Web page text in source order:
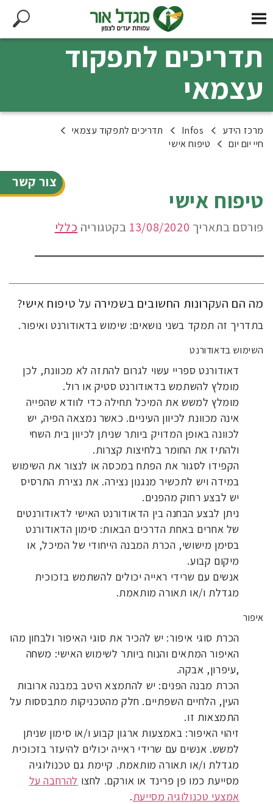
צור קשר
תדריכים לתפקוד
עצמאי
מרכז הידע Infos
תדריכים לתפקוד עצמאי
חיי יום יום
טיפוח אישי
טיפוח אישי
פורסם בתאריך 13/08/2020 בקטגוריה כללי
מה הם העקרונות החשובים בשמירה על טיפוח אישי?
בתדריך זה תמקד בשני נושאים: שימוש בדאודורנט ואיפור.
השימוש בדאודורנט
דאודורנט ספריי עשוי לגרום להתזה לא מכוונת, לכן
מומלץ להשתמש בדאודורנט סטיק או רול.
מומלץ למשש את המיכל תחילה כדי לוודא שהפייה
אינה מכוונת לכיוון העיניים. כאשר נמצאה הפיה, יש
לכוונה באופן המדויק ביותר שניתן לכיוון בית השחי
ולהתיז את החומר בלחיצות קצרות.
הקפידו לסגור את הפתח במכסה או לנצור את השימוש
במידה ויש לתכשיר מנגנון נצירה. את נצירת התרסיס
יש לבצע רחוק מהפנים.
ניתן לבצע הבחנה בין הדאודורנט האישי לדאודורנטים
של אחרים באחת הדרכים הבאות: סימון הדאודורנט
בסימן מישושי, הכרת המבנה הייחודי של המיכל, או
מיקום קבוע.
אנשים עם שרידי ראייה יכולים להשתמש בזכוכית
מגדלת ו/או תאורה מותאמת.
איפור
הכרת סוגי איפור: יש להכיר את סוגי האיפור ולבחון מהו
האיפור המתאים והנוח ביותר לשימוש האישי: משחה
,עיפרון, אבקה.
הכרת מבנה הפנים: יש להתמצא היטב במבנה ארובות
העין, הלחיים השפתיים. חלק מהטכניקות מתבססות על
התמצאות זו.
זיהוי האיפור: באמצעות ארגון קבוע ו/או סימון שניתן
למשש. אנשים עם שרידי ראייה יכולים להיעזר בזכוכית
מגדלת ו/או תאורה מותאמת. קיימת גם טכנולוגיה
מסייעת כמו פן פרינד או אורקם. לחצו להרחבה על
אמצעי טכנולוגיה מסייעת.